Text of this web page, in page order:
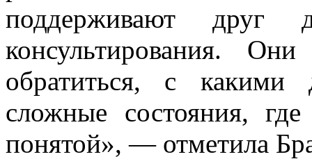
поддерживают друг
консультирования.
обратиться, с какими
сложные состояния,
понятой», — отметила